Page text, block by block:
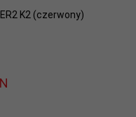
K2 (czerwony)